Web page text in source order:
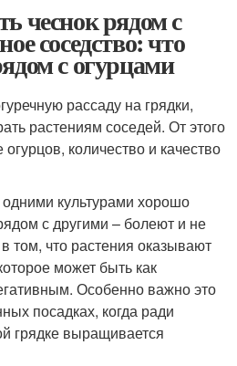
чеснок рядом с
соседство: что
с огурцами
рассаду на грядки,
растениям соседей. От этого
огурцов, количество и качество
культурами хорошо
с другими – болеют и не
том, что растения оказывают
может быть как
Особенно важно это
посадках, когда ради
грядке выращивается